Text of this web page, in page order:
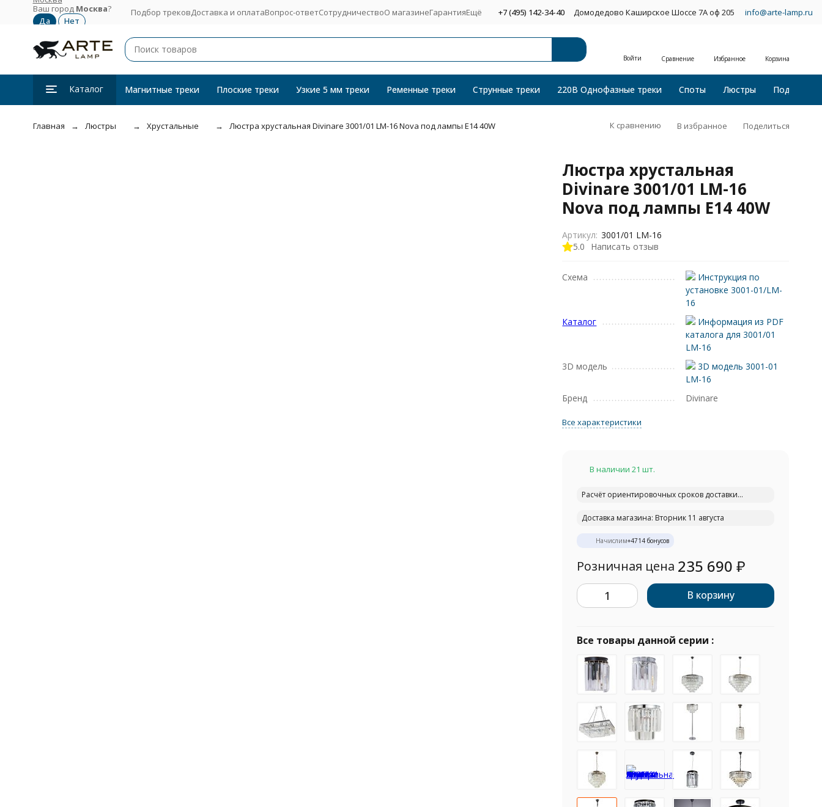
Ваш город Москва? Подбор трековДоставка и оплатаВопрос-ответСотрудничествоО магазинеГарантияЕщё +7 (495) 142-34-40 Домодедово Каширское Шоссе 7А оф 205 info@arte-lamp.ru
Войти Сравнение Избранное Корзина
Каталог Магнитные треки Плоские треки Узкие 5 мм треки Ременные треки Струнные треки 220В Однофазные треки Споты Люстры Подвесные
Главная Люстры Хрустальные Люстра хрустальная Divinare 3001/01 LM-16 Nova под лампы E14 40W К сравнению В избранное Поделиться
Люстра хрустальная
Divinare 3001/01 LM-16
Nova под лампы E14 40W
5.0 Написать отзыв
Артикул: 3001/01 LM-16
Схема
Инструкция по
установке 3001-01/LM-
16
Каталог
Информация из PDF
каталога для 3001/01
LM-16
3D модель
3D модель 3001-01
LM-16
Бренд
Divinare
Все характеристики
В наличии 21 шт.
Расчёт ориентировочных сроков доставки...
Доставка магазина: Вторник 11 августа
Начислим+4714 бонусов
Розничная цена 235 690₽
В корзину
Все товары данной серии :